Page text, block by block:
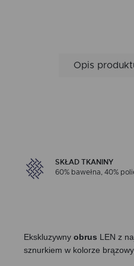
Opis
SKŁAD TKANINY
60% bawełna, 40%
Ekskluzywny obrus LEN z
sznurkiem w kolorze